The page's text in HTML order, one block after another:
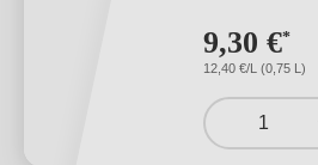
9,30 €*
12,40 €/L (0,75 L)
1